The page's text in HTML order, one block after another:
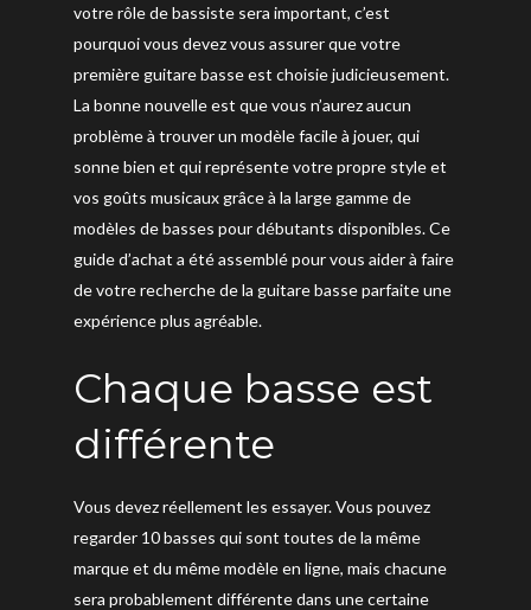
votre rôle de bassiste sera important, c’est
pourquoi vous devez vous assurer que votre
première guitare basse est choisie judicieusement.
La bonne nouvelle est que vous n’aurez aucun
problème à trouver un modèle facile à jouer, qui
sonne bien et qui représente votre propre style et
vos goûts musicaux grâce à la large gamme de
modèles de basses pour débutants disponibles. Ce
guide d’achat a été assemblé pour vous aider à faire
de votre recherche de la guitare basse parfaite une
expérience plus agréable.
Chaque basse est
différente
Vous devez réellement les essayer. Vous pouvez
regarder 10 basses qui sont toutes de la même
marque et du même modèle en ligne, mais chacune
sera probablement différente dans une certaine